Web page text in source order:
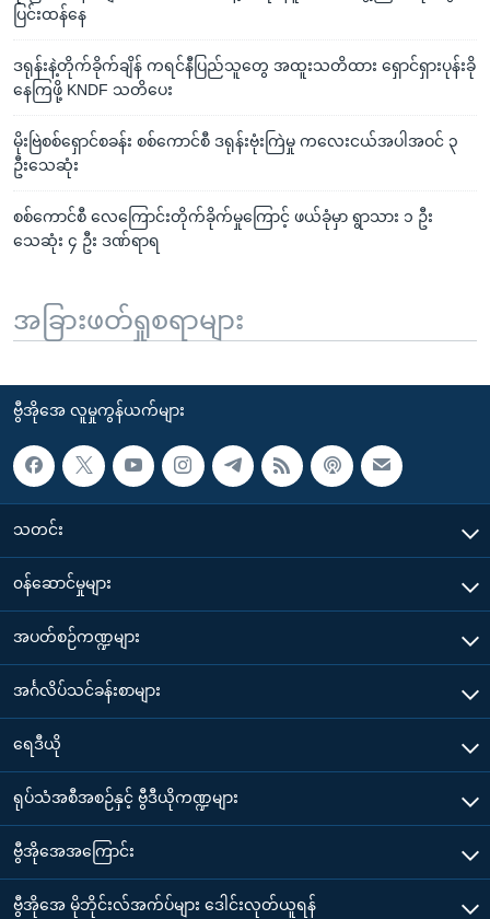
ပြင်းထန်နေ
ဒရုန်းနဲ့တိုက်ခိုက်ချိန် ကရင်နီပြည်သူတွေ အထူးသတိထား ရှောင်ရှားပုန်းခို
နေကြဖို့ KNDF သတိပေး
မိုးဗြဲစစ်ရှောင်စခန်း စစ်ကောင်စီ ဒရုန်းဗုံးကြဲမှု ကလေးငယ်အပါအဝင် ၃
ဦးသေဆုံး
စစ်ကောင်စီ လေကြောင်းတိုက်ခိုက်မှုကြောင့် ဖယ်ခုံမှာ ရွာသား ၁ ဦး
သေဆုံး ၄ ဦး ဒဏ်ရာရ
အခြားဖတ်ရှုစရာများ
ဗွီအိုအေ လူမှုကွန်ယက်များ
သတင်း
၀န်ဆောင်မှုများ
အပတ်စဉ်ကဏ္ဍများ
အင်္ဂလိပ်သင်ခန်းစာများ
ရေဒီယို
ရုပ်သံအစီအစဉ်နှင့် ဗွီဒီယိုကဏ္ဍများ
ဗွီအိုအေအကြောင်း
ဗွီအိုအေ မိုဘိုင်းလ်အက်ပ်များ ဒေါင်းလုတ်ယူရန်